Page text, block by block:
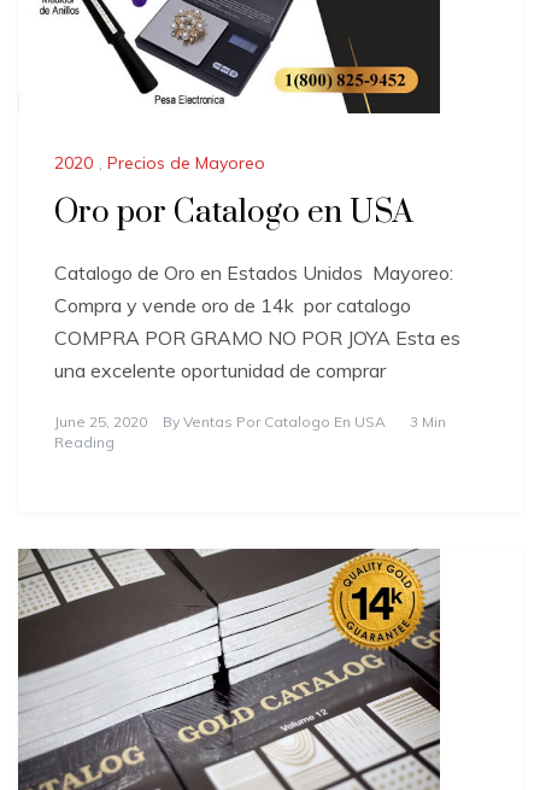
2020 , Precios de Mayoreo
Oro por Catalogo en USA
Catalogo de Oro en Estados Unidos ​Mayoreo:
Compra y vende oro de 14k por catalogo
COMPRA POR GRAMO NO POR JOYA Esta es
una excelente oportunidad de comprar
June 25, 2020 By Ventas Por Catalogo En USA
3 Min
Reading